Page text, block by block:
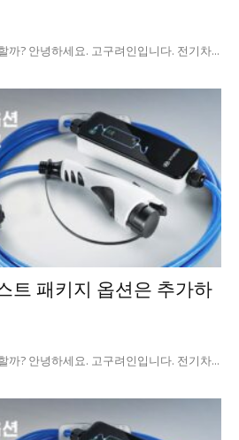
까? 안녕하세요. 고구려인입니다. 전기차...
트 패키지 옵션은 추가하
까? 안녕하세요. 고구려인입니다. 전기차...